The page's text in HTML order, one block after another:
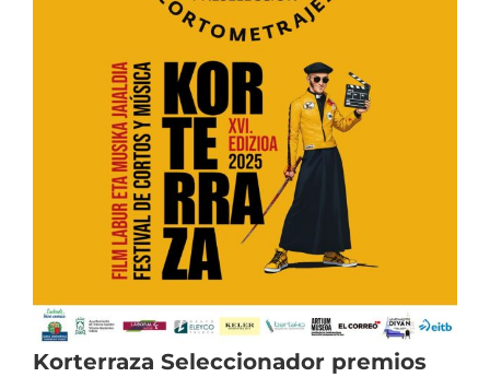
Korterraza Seleccionador premios